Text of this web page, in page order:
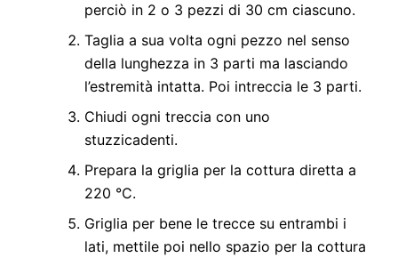
perciò in 2 o 3 pezzi di 30 cm ciascuno.
Taglia a sua volta ogni pezzo nel senso
della lunghezza in 3 parti ma lasciando
l’estremità intatta. Poi intreccia le 3 parti.
Chiudi ogni treccia con uno
stuzzicadenti.
Prepara la griglia per la cottura diretta a
220 °C.
Griglia per bene le trecce su entrambi i
lati, mettile poi nello spazio per la cottura